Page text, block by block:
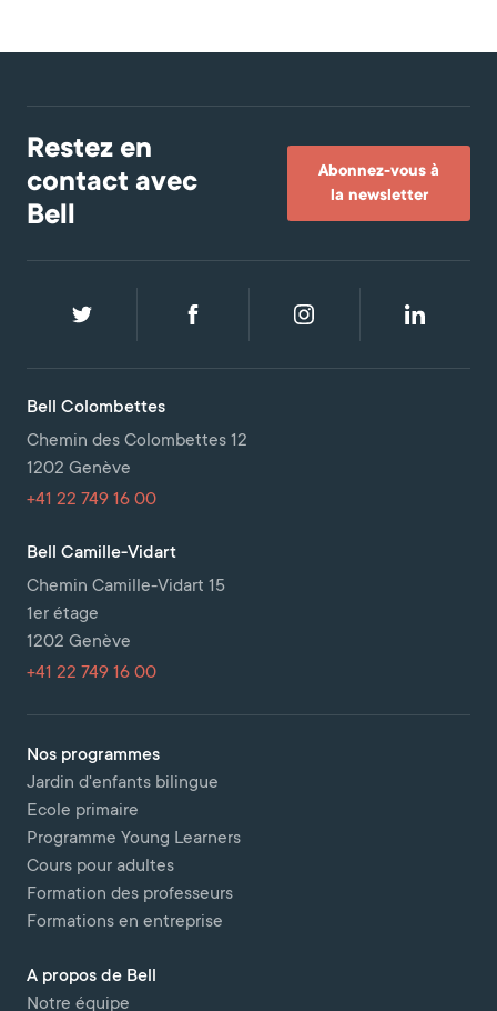
Restez en
contact avec
Bell
Abonnez-vous à
la newsletter
Nos programmes
Jardin d'enfants bilingue
Ecole primaire
Programme Young Learners
Cours pour adultes
Formation des professeurs
Formations en entreprise
A propos de Bell
Notre équipe
Bell Colombettes
Chemin des Colombettes 12
1202 Genève
+41 22 749 16 00
Bell Camille-Vidart
Chemin Camille-Vidart 15
1er étage
1202 Genève
+41 22 749 16 00